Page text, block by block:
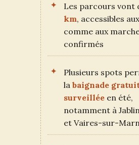
Les parcours vont
km, accessibles
comme aux
confirmés
Plusieurs spots
la baignade
surveillée en été,
notamment à
et Vaires-sur-